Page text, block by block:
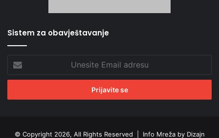
Sistem za obavještavanje
Unesite
Email
adresu
© Copyright 2026, All Rights Reserved | Info Mreža by Dizajn